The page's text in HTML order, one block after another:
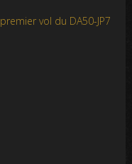
premier vol du DA50-JP7